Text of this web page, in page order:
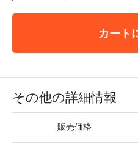
カート
その他の詳細情報
販売価格